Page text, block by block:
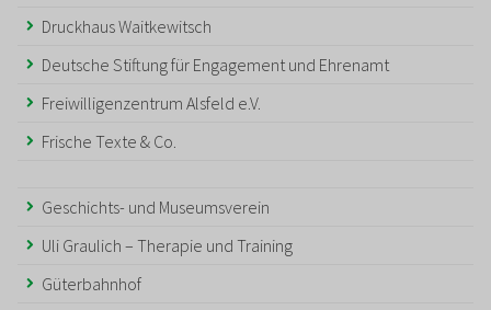
Druckhaus Waitkewitsch
Deutsche Stiftung für Engagement und Ehrenamt
Freiwilligenzentrum Alsfeld e.V.
Frische Texte & Co.
Geschichts- und Museumsverein
Uli Graulich – Therapie und Training
Güterbahnhof